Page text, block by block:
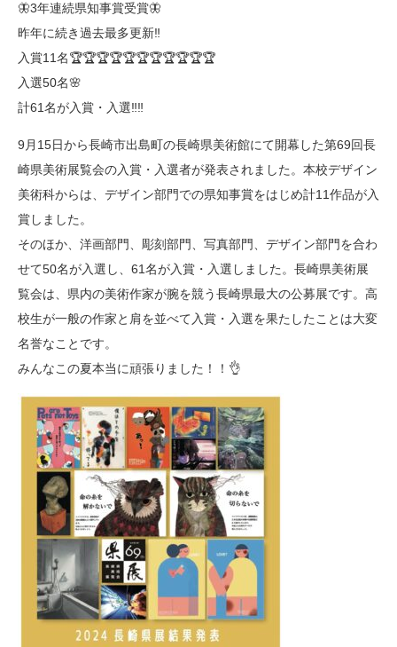
🦋3年連続県知事賞受賞🦋
昨年に続き過去最多更新‼️
入賞11名🏆🏆🏆🏆🏆🏆🏆🏆🏆🏆🏆
入選50名🌸
計61名が入賞・入選‼️‼️
9月15日から長崎市出島町の長崎県美術館にて開幕した第69回長
崎県美術展覧会の入賞・入選者が発表されました。本校デザイン
美術科からは、デザイン部門での県知事賞をはじめ計11作品が入
賞しました。
そのほか、洋画部門、彫刻部門、写真部門、デザイン部門を合わ
せて50名が入選し、61名が入賞・入選しました。長崎県美術展
覧会は、県内の美術作家が腕を競う長崎県最大の公募展です。高
校生が一般の作家と肩を並べて入賞・入選を果たしたことは大変
名誉なことです。
みんなこの夏本当に頑張りました！！👌